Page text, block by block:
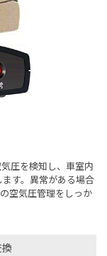
圧を検知し、車室内
す。異常がある場合
空気圧管理をしっか